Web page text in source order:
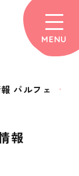
MENU
パルフェ
報